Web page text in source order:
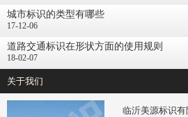
城市标识的类型有哪些
17-12-06
道路交通标识在形状方面的使用规则
18-02-07
关于我们
临沂美源标识有